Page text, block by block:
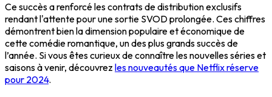
Ce succès a renforcé les contrats de distribution exclusifs
rendant l'attente pour une sortie SVOD prolongée. Ces chiffres
démontrent bien la dimension populaire et économique de
cette comédie romantique, un des plus grands succès de
l’année. Si vous êtes curieux de connaître les nouvelles séries et
saisons à venir, découvrez les nouveautés que Netflix réserve
pour 2024.